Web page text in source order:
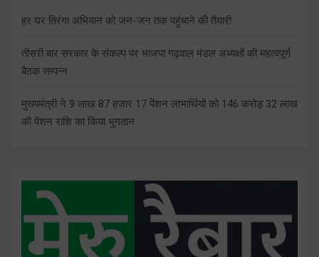
हर घर तिरंगा अभियान को जन-जन तक पहुंचाने की तैयारी
तीसरी बार सरकार के संकल्प पर भाजपा गढ़वाल मंडल अध्यक्षों की महत्वपूर्ण
बैठक सम्पन्न
मुख्यमंत्री ने 9 लाख 87 हजार 17 पेंशन लाभार्थियों को 146 करोड़ 32 लाख
की पेंशन राशि का किया भुगतान